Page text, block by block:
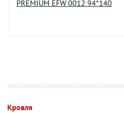
PREMIUM EFW 0012 94*140
Кровля